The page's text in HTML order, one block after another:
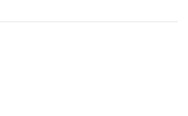
อยากรู้อยากเห็นของเธอเพิ่มมากขึ้น
นสาเหตุที่ทำให้ต้องมารักษาตัวอยู่ที่